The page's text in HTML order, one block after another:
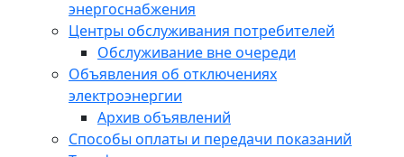
энергоснабжения
Центры обслуживания потребителей
Обслуживание вне очереди
Объявления об отключениях
электроэнергии
Архив объявлений
Способы оплаты и передачи показаний